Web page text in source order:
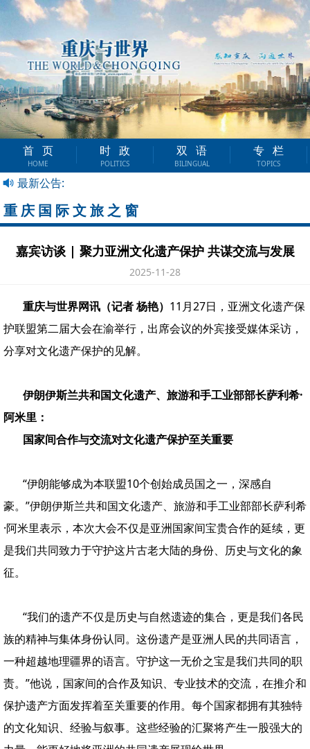
首页
HOME
时政
POLITICS
双语
BILINGUAL
专栏
TOPICS
最新公告:
重庆国际文旅之窗
嘉宾访谈 | 聚力亚洲文化遗产保护 共谋交流与发展
2025-11-28
重庆与世界网讯（记者 杨艳） 11月27日，亚洲文化遗产保
护联盟第二届大会在渝举行，出席会议的外宾接受媒体采访，
分享对文化遗产保护的见解。
伊朗伊斯兰共和国文化遗产、旅游和手工业部部长萨利希·
阿米里：
国家间合作与交流对文化遗产保护至关重要
“伊朗能够成为本联盟10个创始成员国之一，深感自
豪。”伊朗伊斯兰共和国文化遗产、旅游和手工业部部长萨利希
·阿米里表示，本次大会不仅是亚洲国家间宝贵合作的延续，更
是我们共同致力于守护这片古老大陆的身份、历史与文化的象
征。
“我们的遗产不仅是历史与自然遗迹的集合，更是我们各民
族的精神与集体身份认同。这份遗产是亚洲人民的共同语言，
一种超越地理疆界的语言。守护这一无价之宝是我们共同的职
责。”他说，国家间的合作及知识、专业技术的交流，在推介和
保护遗产方面发挥着至关重要的作用。每个国家都拥有其独特
的文化知识、经验与叙事。这些经验的汇聚将产生一股强大的